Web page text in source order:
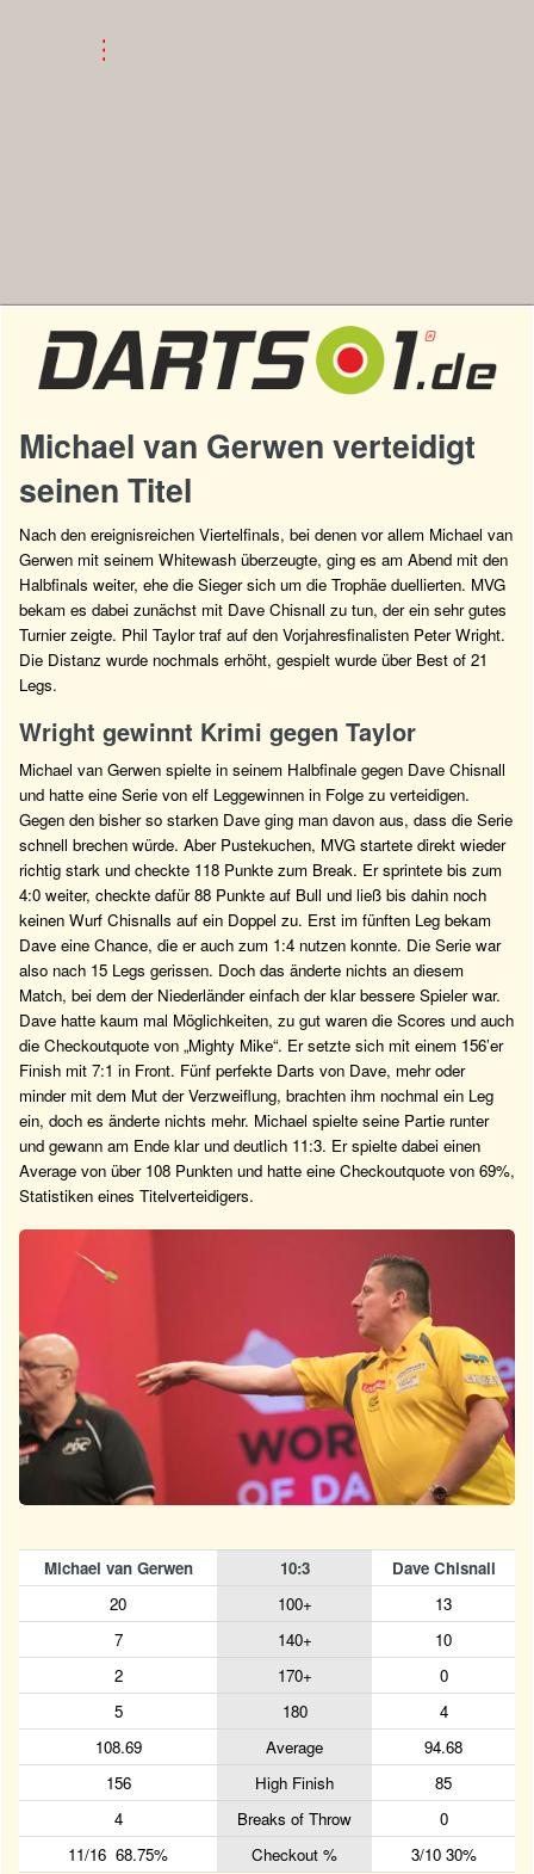
Michael van Gerwen verteidigt
seinen Titel
Nach den ereignisreichen Viertelfinals, bei denen vor allem Michael van
Gerwen mit seinem Whitewash überzeugte, ging es am Abend mit den
Halbfinals weiter, ehe die Sieger sich um die Trophäe duellierten. MVG
bekam es dabei zunächst mit Dave Chisnall zu tun, der ein sehr gutes
Turnier zeigte. Phil Taylor traf auf den Vorjahresfinalisten Peter Wright.
Die Distanz wurde nochmals erhöht, gespielt wurde über Best of 21
Legs.
Wright gewinnt Krimi gegen Taylor
Michael van Gerwen spielte in seinem Halbfinale gegen Dave Chisnall
und hatte eine Serie von elf Leggewinnen in Folge zu verteidigen.
Gegen den bisher so starken Dave ging man davon aus, dass die Serie
schnell brechen würde. Aber Pustekuchen, MVG startete direkt wieder
richtig stark und checkte 118 Punkte zum Break. Er sprintete bis zum
4:0 weiter, checkte dafür 88 Punkte auf Bull und ließ bis dahin noch
keinen Wurf Chisnalls auf ein Doppel zu. Erst im fünften Leg bekam
Dave eine Chance, die er auch zum 1:4 nutzen konnte. Die Serie war
also nach 15 Legs gerissen. Doch das änderte nichts an diesem
Match, bei dem der Niederländer einfach der klar bessere Spieler war.
Dave hatte kaum mal Möglichkeiten, zu gut waren die Scores und auch
die Checkoutquote von „Mighty Mike“. Er setzte sich mit einem 156’er
Finish mit 7:1 in Front. Fünf perfekte Darts von Dave, mehr oder
minder mit dem Mut der Verzweiflung, brachten ihm nochmal ein Leg
ein, doch es änderte nichts mehr. Michael spielte seine Partie runter
und gewann am Ende klar und deutlich 11:3. Er spielte dabei einen
Average von über 108 Punkten und hatte eine Checkoutquote von 69%,
Statistiken eines Titelverteidigers.
Michael van Gerwen 10:3
Dave Chisnall
20
100+
13
7
140+
10
2
170+
0
5
180
4
108.69
Average
94.68
156
High Finish
85
4
Breaks of Throw
0
11/16 68.75%
Checkout % 3/10 30%